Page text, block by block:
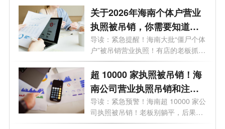
关于2026年海南个体户营业
执照被吊销，你需要知道的
10大问题
导读：紧急提醒！海南大批“僵尸个体
户”被吊销营业执照！有店的老板抓
紧...
超 10000 家执照被吊销！海
南公司营业执照吊销和注销
一样吗？企业被吊销后应该
怎么处理？看这篇就够了！
导读：紧急预警！海南超 10000 家公
司执照被吊销！老板别躺平，后果直
接影...